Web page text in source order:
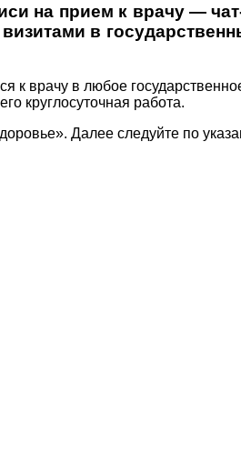
на прием к врачу —
в
врачу в любое
круглосуточная работа.
Далее следуйте по